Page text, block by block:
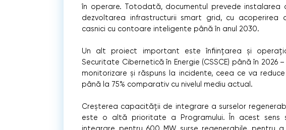
în operare. Totodată, documentul prevede
dezvoltarea infrastructurii smart grid, cu acoperirea
casnici cu contoare inteligente până în anul 2030.
Un alt proiect important este înființarea și
Securitate Cibernetică în Energie (CSSCE) până în
monitorizare și răspuns la incidente, ceea ce va
până la 75% comparativ cu nivelul mediu actual.
Creșterea capacității de integrare a surselor
este o altă prioritate a Programului. În acest
integrare pentru 600 MW surse regenerabile, pentru